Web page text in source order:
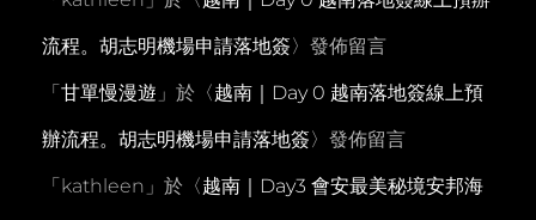
流程。胡志明機場申請落地簽〉發佈留言
「甘單慢漫遊 」於〈越南｜Day 0 越南落地簽線上預
辦流程。胡志明機場申請落地簽〉發佈留言
「kathleen 」於〈越南｜Day3 會安最美秘境安邦海